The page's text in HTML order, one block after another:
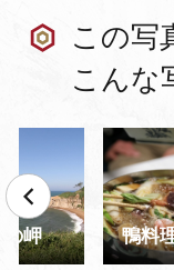
この写
こんな
の岬 鴨料